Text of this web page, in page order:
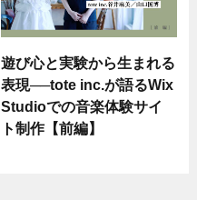
遊び心と実験から生まれる
表現──tote inc.が語るWix
Studioでの音楽体験サイ
ト制作【前編】